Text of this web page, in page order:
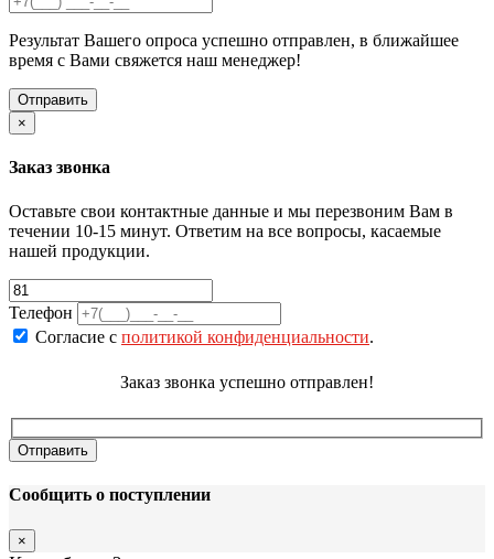
Результат Вашего опроса успешно отправлен, в ближайшее
время с Вами свяжется наш менеджер!
×
Заказ звонка
Оставьте свои контактные данные и мы перезвоним Вам в
течении 10-15 минут. Ответим на все вопросы, касаемые
нашей продукции.
Телефон
Согласие с политикой конфиденциальности.
Заказ звонка успешно отправлен!
Сообщить о поступлении
×